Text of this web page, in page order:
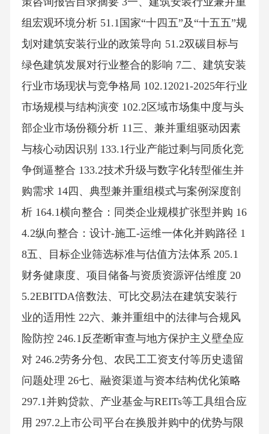
组宏观环境分析 51.1国家“十四五”及“十五五”规
划对建筑安装行业的政策导向 51.2双碳目标与
绿色建筑发展对行业整合的影响 7二、建筑安装
行业市场现状与竞争格局 102.12021-2025年行业
市场规模与结构演变 102.2区域市场集中度与头
部企业市场份额分析 11三、兼并重组驱动因素
与核心动因识别 133.1行业产能过剩与同质化竞
争倒逼整合 133.2技术升级与数字化转型催生并
购需求 14四、典型兼并重组模式与案例深度剖
析 164.1横向整合：同类企业规模扩张型并购 16
4.2纵向整合：设计-施工-运维一体化并购路径 1
8五、目标企业筛选标准与估值方法体系 205.1
财务健康度、项目储备与资质资源评估维度 20
5.2EBITDA倍数法、可比交易法在建筑安装行
业的适用性 22六、兼并重组中的法律与合规风
险防控 246.1反垄断审查与地方保护主义壁垒应
对 246.2劳务分包、农民工工资支付等历史遗留
问题处理 26七、融资渠道与资本结构优化策略
297.1并购贷款、产业基金与REITs等工具组合应
用 297.2上市公司平台在换股并购中的优势与限